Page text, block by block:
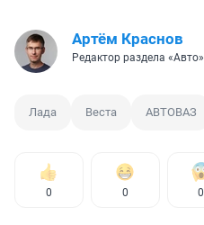
Артём Краснов
Редактор раздела «Авто»
Лада Веста АВТОВАЗ
0 0 0